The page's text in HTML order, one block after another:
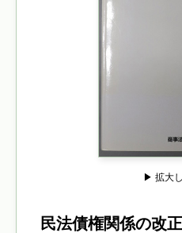
▶ 拡大
民法債権関係の改